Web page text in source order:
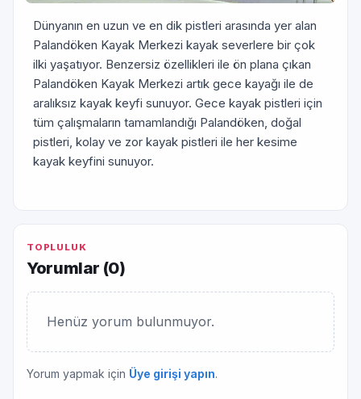
Dünyanın en uzun ve en dik pistleri arasında yer alan
Palandöken Kayak Merkezi kayak severlere bir çok
ilki yaşatıyor. Benzersiz özellikleri ile ön plana çıkan
Palandöken Kayak Merkezi artık gece kayağı ile de
aralıksız kayak keyfi sunuyor. Gece kayak pistleri için
tüm çalışmaların tamamlandığı Palandöken, doğal
pistleri, kolay ve zor kayak pistleri ile her kesime
kayak keyfini sunuyor.
TOPLULUK
Yorumlar (0)
Henüz yorum bulunmuyor.
Yorum yapmak için Üye girişi yapın.